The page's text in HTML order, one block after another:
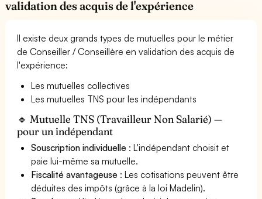
validation des acquis de l'expérience
Il existe deux grands types de mutuelles pour le métier
de Conseiller / Conseillère en validation des acquis de
l'expérience:
Les mutuelles collectives
Les mutuelles TNS pour les indépendants
🔹 Mutuelle TNS (Travailleur Non Salarié) —
pour un indépendant
Souscription individuelle : L'indépendant choisit et
paie lui-même sa mutuelle.
Fiscalité avantageuse : Les cotisations peuvent être
déduites des impôts (grâce à la loi Madelin).